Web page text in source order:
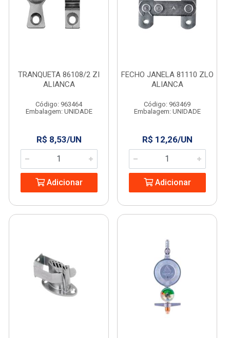
TRANQUETA 86108/2 ZI
ALIANCA
Código: 963464
Embalagem: UNIDADE
R$ 8,53/UN
Adicionar
FECHO JANELA 81110 ZLO
ALIANCA
Código: 963469
Embalagem: UNIDADE
R$ 12,26/UN
Adicionar